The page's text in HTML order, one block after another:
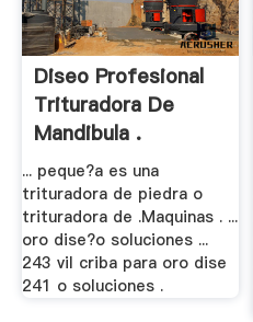
Diseo Profesional
Trituradora De
Mandibula .
... peque?a es una
trituradora de piedra o
trituradora de .Maquinas . ...
oro dise?o soluciones ...
243 vil criba para oro dise
241 o soluciones .